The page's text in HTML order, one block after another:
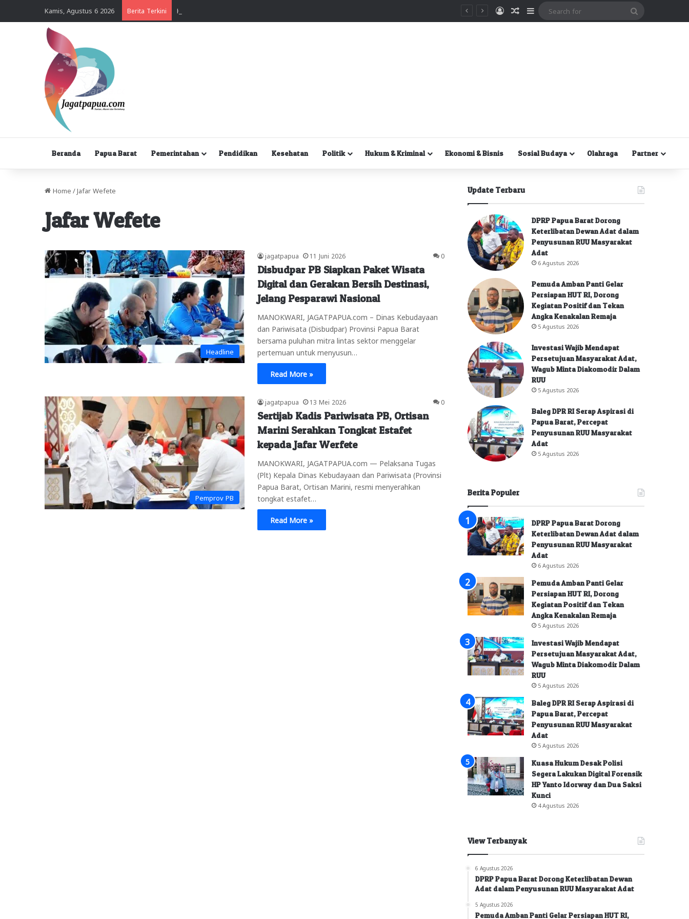
Kamis, Agustus 6 2026 Berita Terkini MasukRandom Article
Sidebar
Beranda Papua Barat Pemerintahan Pendidikan Kesehatan Politik Hukum & Kriminal Ekonomi & Bisnis Sosial Budaya Olahraga Partner
Home / Jafar Wefete
Jafar Wefete
Headline
jagatpapua 11 Juni 2026 0
Disbudpar PB Siapkan Paket Wisata
Digital dan Gerakan Bersih Destinasi,
Jelang Pesparawi Nasional
MANOKWARI, JAGATPAPUA.com – Dinas Kebudayaan
dan Pariwisata (Disbudpar) Provinsi Papua Barat
bersama puluhan mitra lintas sektor menggelar
pertemuan untuk menyusun…
Read More »
Pemprov PB
jagatpapua 13 Mei 2026 0
Sertijab Kadis Pariwisata PB, Ortisan
Marini Serahkan Tongkat Estafet
kepada Jafar Werfete
MANOKWARI, JAGATPAPUA.com — Pelaksana Tugas
(Plt) Kepala Dinas Kebudayaan dan Pariwisata (Provinsi
Papua Barat, Ortisan Marini, resmi menyerahkan
tongkat estafet…
Read More »
Update Terbaru
DPRP Papua Barat Dorong
Keterlibatan Dewan Adat dalam
Penyusunan RUU Masyarakat
Adat
6 Agustus 2026
Pemuda Amban Panti Gelar
Persiapan HUT RI, Dorong
Kegiatan Positif dan Tekan
Angka Kenakalan Remaja
5 Agustus 2026
Investasi Wajib Mendapat
Persetujuan Masyarakat Adat,
Wagub Minta Diakomodir Dalam
RUU
5 Agustus 2026
Baleg DPR RI Serap Aspirasi di
Papua Barat, Percepat
Penyusunan RUU Masyarakat
Adat
5 Agustus 2026
Berita Populer
DPRP Papua Barat Dorong
Keterlibatan Dewan Adat dalam
Penyusunan RUU Masyarakat
Adat
6 Agustus 2026
Pemuda Amban Panti Gelar
Persiapan HUT RI, Dorong
Kegiatan Positif dan Tekan
Angka Kenakalan Remaja
5 Agustus 2026
Investasi Wajib Mendapat
Persetujuan Masyarakat Adat,
Wagub Minta Diakomodir Dalam
RUU
5 Agustus 2026
Baleg DPR RI Serap Aspirasi di
Papua Barat, Percepat
Penyusunan RUU Masyarakat
Adat
5 Agustus 2026
Kuasa Hukum Desak Polisi
Segera Lakukan Digital Forensik
HP Yanto Idorway dan Dua Saksi
Kunci
4 Agustus 2026
View Terbanyak
6 Agustus 2026
DPRP Papua Barat Dorong Keterlibatan Dewan
Adat dalam Penyusunan RUU Masyarakat Adat
5 Agustus 2026
Pemuda Amban Panti Gelar Persiapan HUT RI,